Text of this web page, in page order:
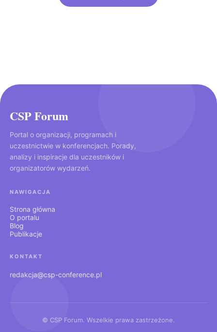
CSP Forum
Portal o organizacji, programach i
uczestnictwie w konferencjach. Porady,
analizy i inspiracje dla uczestników i
organizatorów wydarzeń.
NAWIGACJA
Strona główna
O portalu
Blog
Publikacje
KONTAKT
redakcja@csp-conference.pl
© CSP Forum. Wszelkie prawa zastrzeżone.